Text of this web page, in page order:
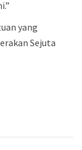
yang
Sejuta